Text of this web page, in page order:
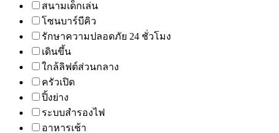
สนามเด็กเล่น
โซนบาร์บีคิว
รักษาความปลอดภัย 24 ชั่วโมง
เดินขึ้น
ใกล้ลิฟต์ส่วนกลาง
ครัวเปิด
ปิ้งย่าง
ระบบสำรองไฟ
อาหารเช้า